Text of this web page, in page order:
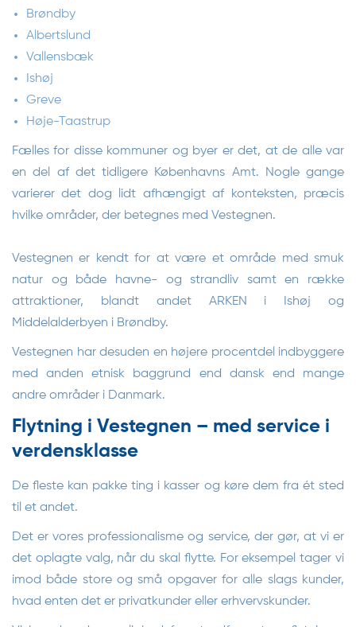
Brøndby
Albertslund
Vallensbæk
Ishøj
Greve
Høje-Taastrup
Fælles for disse kommuner og byer er det, at de alle var
en del af det tidligere Københavns Amt. Nogle gange
varierer det dog lidt afhængigt af konteksten, præcis
hvilke områder, der betegnes med Vestegnen.
Vestegnen er kendt for at være et område med smuk
natur og både havne- og strandliv samt en række
attraktioner, blandt andet ARKEN i Ishøj og
Middelalderbyen i Brøndby.
Vestegnen har desuden en højere procentdel indbyggere
med anden etnisk baggrund end dansk end mange
andre områder i Danmark.
Flytning i Vestegnen – med service i
verdensklasse
De fleste kan pakke ting i kasser og køre dem fra ét sted
til et andet.
Det er vores professionalisme og service, der gør, at vi er
det oplagte valg, når du skal flytte. For eksempel tager vi
imod både store og små opgaver for alle slags kunder,
hvad enten det er privatkunder eller erhvervskunder.